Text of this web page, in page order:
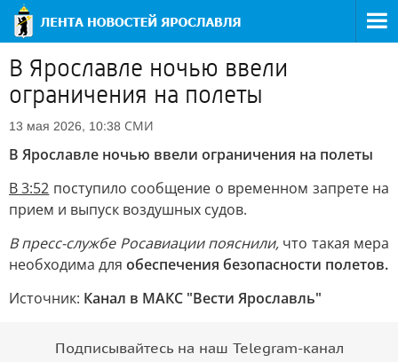
В Ярославле ночью ввели
ограничения на полеты
13 мая 2026, 10:38 СМИ
В Ярославле ночью ввели ограничения на полеты
В 3:52 поступило сообщение о временном запрете на
прием и выпуск воздушных судов.
В пресс-службе Росавиации пояснили, что такая мера
необходима для обеспечения безопасности полетов.
Источник: Канал в МАКС "Вести Ярославль"
Подписывайтесь на наш Telegram-канал